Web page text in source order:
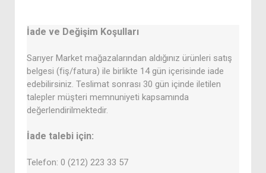
İade ve Değişim Koşulları
Sarıyer Market mağazalarından aldığınız ürünleri satış
belgesi (fiş/fatura) ile birlikte 14 gün içerisinde iade
edebilirsiniz. Teslimat sonrası 30 gün içinde iletilen
talepler müşteri memnuniyeti kapsamında
değerlendirilmektedir.
İade talebi için:
Telefon: 0 (212) 223 33 57